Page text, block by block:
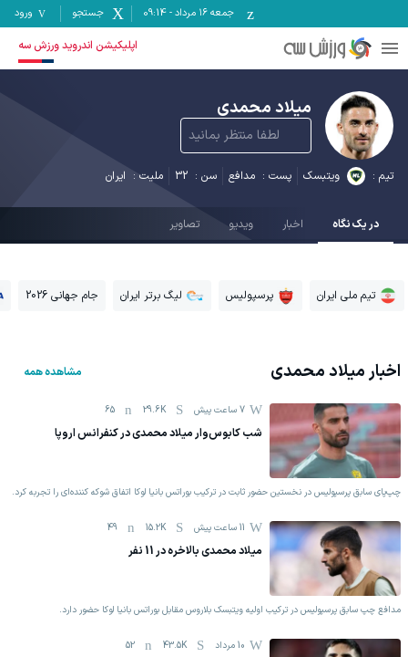
جمعه ۱۶ مرداد -
09:14 جستجو ورود
اپلیکیشن اندروید ورزش سه
میلاد محمدی
لطفا منتظر بمانید
تیم : ویتبسک پست : مدافع سن : 32 ملیت : ایران
در یک نگاه اخبار ویدیو تصاویر
تیم ملی ایران پرسپولیس لیگ برتر ایران جام جهانی 2026
اخبارمیلاد محمدی مشاهده همه
7 ساعت پیش 29.6K
65
شب کابوس‌وار میلاد محمدی در کنفرانس اروپا
چپ‌پای سابق پرسپولیس در نخستین حضور ثابت در ترکیب بوراتس بانیا لوکا اتفاق شوکه کننده‌ای را تجربه کرد.
11 ساعت پیش 15.2K
49
میلاد محمدی بالاخره در 11 نفر
مدافع چپ سابق پرسپولیس در ترکیب اولیه ویتبسک بلاروس مقابل بوراتس بانیا لوکا حضور دارد.
10 مرداد 43.5K
52